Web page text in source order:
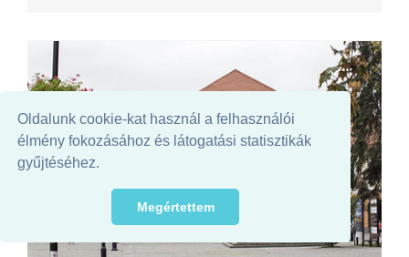
Oldalunk cookie-kat használ a felhasználói
élmény fokozásához és látogatási statisztikák
gyűjtéséhez.
Megértettem